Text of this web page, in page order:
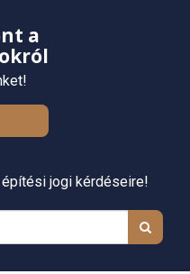
a
jogi kérdéseire!